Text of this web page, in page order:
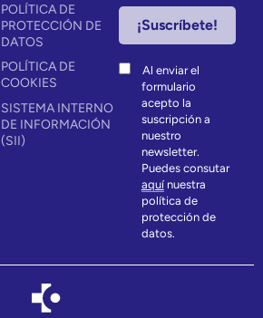
POLÍTICA DE
PROTECCIÓN DE
DATOS
POLÍTICA DE
COOKIES
SISTEMA INTERNO
DE INFORMACIÓN
(SII)
Al enviar el
formulario
acepto la
suscripción a
nuestro
newsletter.
Puedes consutar
aquínuestra
política de
protección de
datos.